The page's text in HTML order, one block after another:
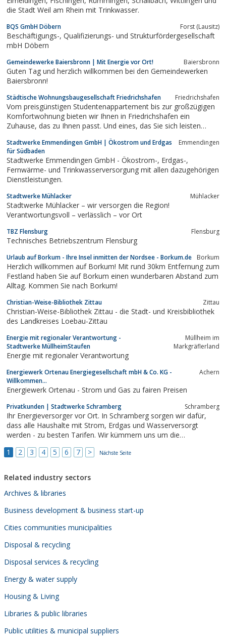
die Stadt Weil am Rhein mit Trinkwasser.
BQS GmbH Döbern Forst (Lausitz)
Beschäftigungs-, Qualifizierungs- und Strukturfördergesellschaft
mbH Döbern
Gemeindewerke Baiersbronn | Mit Energie vor Ort! Baiersbronn
Guten Tag und herzlich willkommen bei den Gemeindewerken
Baiersbronn!
Städtische Wohnungsbaugesellschaft Friedrichshafen Friedrichshafen
Vom preisgünstigen Studentenappartement bis zur großzügigen
Komfortwohnung bieten wir Ihnen in Friedrichshafen ein
Zuhause, das zu Ihnen passt. Und eines, das Sie sich leisten
Stadtwerke Emmendingen GmbH | Ökostrom und Erdgas
für Südbaden
Emmendingen
Stadtwerke Emmendingen GmbH - Ökostrom-, Erdgas-,
Fernwärme- und Trinkwasserversorgung mit allen dazugehörigen
Dienstleistungen.
Stadtwerke Mühlacker Mühlacker
Stadtwerke Mühlacker – wir versorgen die Region!
Verantwortungsvoll – verlässlich – vor Ort
TBZ Flensburg Flensburg
Technisches Betriebszentrum Flensburg
Urlaub auf Borkum - Ihre Insel inmitten der Nordsee - Borkum.de Borkum
Herzlich willkommen auf Borkum! Mit rund 30km Entfernung zum
Festland haben Sie auf Borkum einen wunderbaren Abstand zum
Alltag. Kommen Sie nach Borkum!
Christian-Weise-Bibliothek Zittau Zittau
Christian-Weise-Bibliothek Zittau - die Stadt- und Kreisbibliothek
des Landkreises Loebau-Zittau
Energie mit regionaler Verantwortung -
Stadtwerke MüllheimStaufen
Müllheim im
Markgräflerland
Energie mit regionaler Verantwortung
Energiewerk Ortenau Energiegesellschaft mbH & Co. KG -
Willkommen...
Achern
Energiewerk Ortenau - Strom und Gas zu fairen Preisen
Privatkunden | Stadtwerke Schramberg Schram­berg
Ihr Energieversorger vor Ort. In Schramberg sorgen wir dafür,
dass alle Haushalte mit Strom, Erdgas und Wasserversorgt
werden - zu besten Tarifen. Wir kümmern uns um die
Hallenbad Sulgen und das Freibad in Tennenbronn.
1 2 3 4 5 6 7 > Nächste Seite
Related industry sectors
Archives & libraries
Business development & business start-up
Cities communities municipalities
Disposal & recycling
Disposal services & recycling
Energy & water supply
Housing & Living
Libraries & public libraries
Public utilities & municipal suppliers